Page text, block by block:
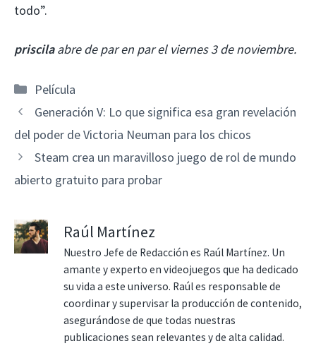
todo”.
priscilaabre de par en par el viernes 3 de noviembre.
Categorías
Película
Generación V: Lo que significa esa gran revelación
del poder de Victoria Neuman para los chicos
Steam crea un maravilloso juego de rol de mundo
abierto gratuito para probar
Raúl Martínez
Nuestro Jefe de Redacción es Raúl Martínez. Un
amante y experto en videojuegos que ha dedicado
su vida a este universo. Raúl es responsable de
coordinar y supervisar la producción de contenido,
asegurándose de que todas nuestras
publicaciones sean relevantes y de alta calidad.